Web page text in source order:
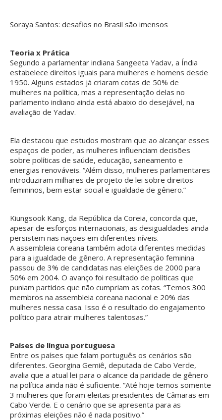
Soraya Santos: desafios no Brasil são imensos
Teoria x Prática
Segundo a parlamentar indiana Sangeeta Yadav, a Índia
estabelece direitos iguais para mulheres e homens desde
1950. Alguns estados já criaram cotas de 50% de
mulheres na política, mas a representação delas no
parlamento indiano ainda está abaixo do desejável, na
avaliação de Yadav.
Ela destacou que estudos mostram que ao alcançar esses
espaços de poder, as mulheres influenciam decisões
sobre políticas de saúde, educação, saneamento e
energias renováveis. “Além disso, mulheres parlamentares
introduziram milhares de projeto de lei sobre direitos
femininos, bem estar social e igualdade de gênero.”
Kiungsook Kang, da República da Coreia, concorda que,
apesar de esforços internacionais, as desigualdades ainda
persistem nas nações em diferentes níveis.
A assembleia coreana também adota diferentes medidas
para a igualdade de gênero. A representação feminina
passou de 3% de candidatas nas eleições de 2000 para
50% em 2004. O avanço foi resultado de políticas que
puniam partidos que não cumpriam as cotas. “Temos 300
membros na assembleia coreana nacional e 20% das
mulheres nessa casa. Isso é o resultado do engajamento
político para atrair mulheres talentosas.”
Países de língua portuguesa
Entre os países que falam português os cenários são
diferentes. Georgina Gemiê, deputada de Cabo Verde,
avalia que a atual lei para o alcance da paridade de gênero
na política ainda não é suficiente. “Até hoje temos somente
3 mulheres que foram eleitas presidentes de Câmaras em
Cabo Verde. E o cenário que se apresenta para as
próximas eleições não é nada positivo.”